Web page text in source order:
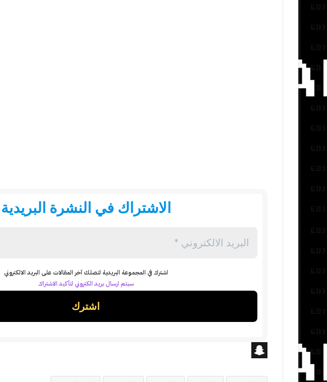
الاشتراك في النشرة البريدية
اشترك في المجموعة البريدية لتصلك آخر المقالات على البريد الالكتروني
سيتم ارسال بريد الكتروني لتأكيد الاشتراك